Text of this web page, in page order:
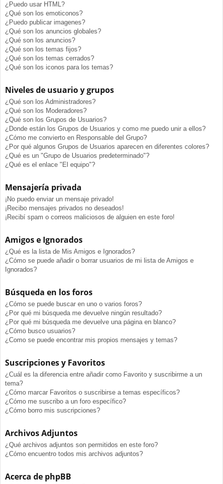
¿Puedo usar HTML?
¿Qué son los emoticonos?
¿Puedo publicar imagenes?
¿Qué son los anuncios globales?
¿Qué son los anuncios?
¿Qué son los temas fijos?
¿Qué son los temas cerrados?
¿Qué son los iconos para los temas?
Niveles de usuario y grupos
¿Qué son los Administradores?
¿Qué son los Moderadores?
¿Qué son los Grupos de Usuarios?
¿Donde están los Grupos de Usuarios y como me puedo unir a ellos?
¿Cómo me convierto en Responsable del Grupo?
¿Por qué algunos Grupos de Usuarios aparecen en diferentes colores?
¿Qué es un "Grupo de Usuarios predeterminado"?
¿Qué es el enlace "El equipo"?
Mensajería privada
¡No puedo enviar un mensaje privado!
¡Recibo mensajes privados no deseados!
¡Recibí spam o correos maliciosos de alguien en este foro!
Amigos e Ignorados
¿Qué es la lista de Mis Amigos e Ignorados?
¿Cómo se puede añadir o borrar usuarios de mi lista de Amigos e
Ignorados?
Búsqueda en los foros
¿Cómo se puede buscar en uno o varios foros?
¿Por qué mi búsqueda me devuelve ningún resultado?
¿Por qué mi búsqueda me devuelve una página en blanco?
¿Cómo busco usuarios?
¿Como se puede encontrar mis propios mensajes y temas?
Suscripciones y Favoritos
¿Cuál es la diferencia entre añadir como Favorito y suscribirme a un
tema?
¿Cómo marcar Favoritos o suscribirse a temas específicos?
¿Cómo me suscribo a un foro específico?
¿Cómo borro mis suscripciones?
Archivos Adjuntos
¿Qué archivos adjuntos son permitidos en este foro?
¿Cómo encuentro todos mis archivos adjuntos?
Acerca de phpBB